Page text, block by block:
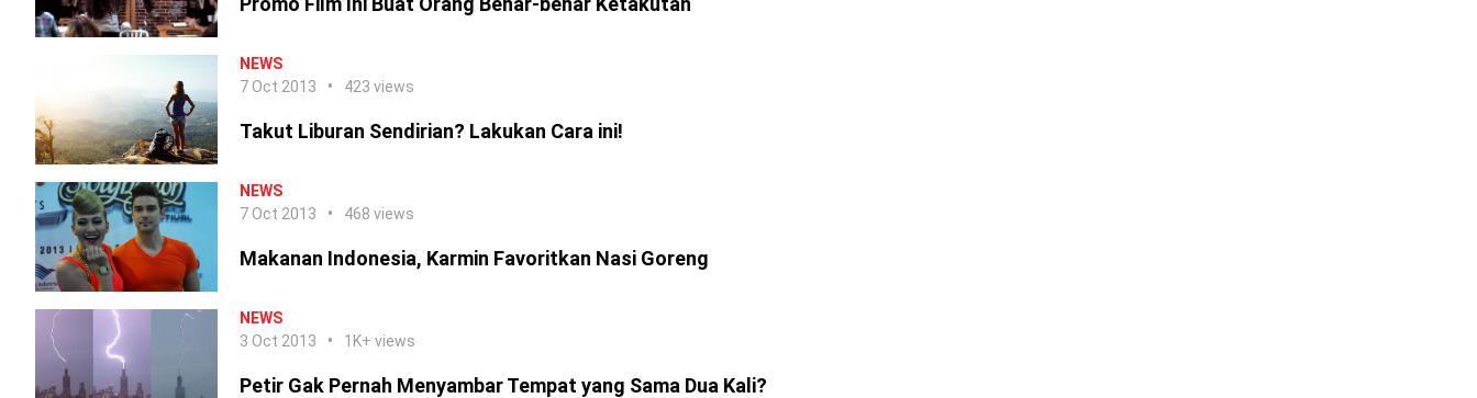
NEWS
7 Oct 2013
423 views
Takut Liburan Sendirian? Lakukan Cara ini!
NEWS
7 Oct 2013
468 views
Makanan Indonesia, Karmin Favoritkan Nasi Goreng
NEWS
3 Oct 2013
1K+ views
Petir Gak Pernah Menyambar Tempat yang Sama Dua Kali?